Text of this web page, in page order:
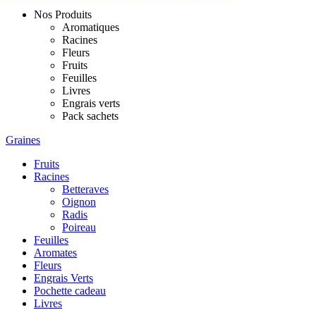
Nos Produits
Aromatiques
Racines
Fleurs
Fruits
Feuilles
Livres
Engrais verts
Pack sachets
Graines
Fruits
Racines
Betteraves
Oignon
Radis
Poireau
Feuilles
Aromates
Fleurs
Engrais Verts
Pochette cadeau
Livres